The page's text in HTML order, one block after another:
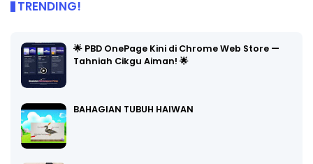
TRENDING!
🌟 PBD OnePage Kini di Chrome Web Store —
Tahniah Cikgu Aiman! 🌟
BAHAGIAN TUBUH HAIWAN